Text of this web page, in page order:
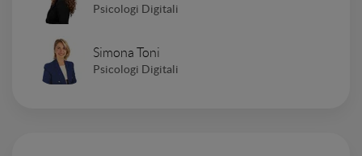
Psicologi Digitali
Simona Toni
Psicologi Digitali